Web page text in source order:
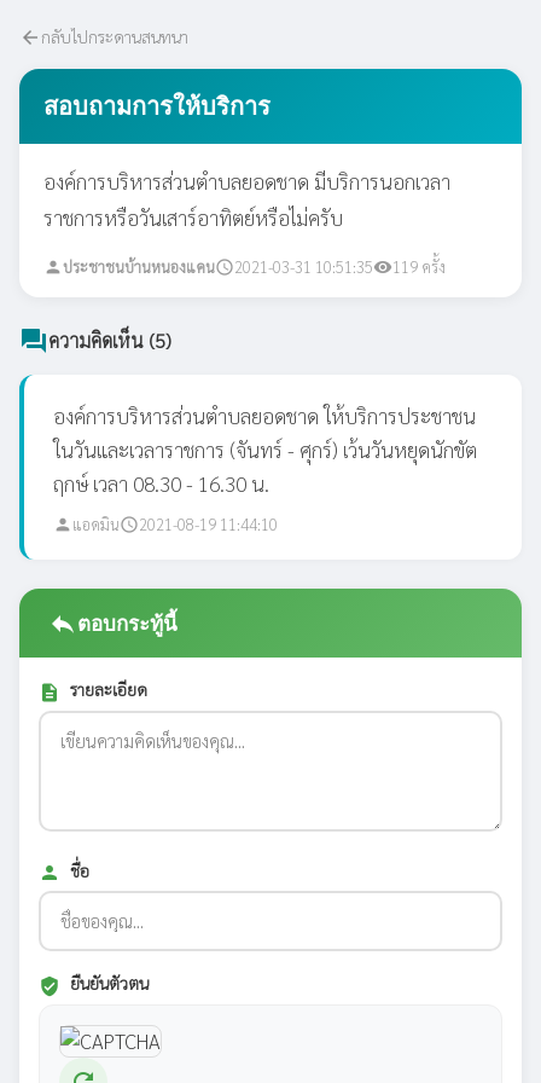
arrow_back กลับไปกระดานสนทนา
สอบถามการให้บริการ
องค์การบริหารส่วนตำบลยอดชาด มีบริการนอกเวลา
ราชการหรือวันเสาร์อาทิตย์หรือไม่ครับ
personประชาชนบ้านหนองแคนschedule2021-03-31 10:51:35visibility119 ครั้ง
forumความคิดเห็น (5)
องค์การบริหารส่วนตำบลยอดชาด ให้บริการประชาชน
ในวันและเวลาราชการ (จันทร์ - ศุกร์) เว้นวันหยุดนักขัต
ฤกษ์ เวลา 08.30 - 16.30 น.
person แอดมินschedule2021-08-19 11:44:10
replyตอบกระทู้นี้
description รายละเอียด
person ชื่อ
verified_user ยืนยันตัวตน